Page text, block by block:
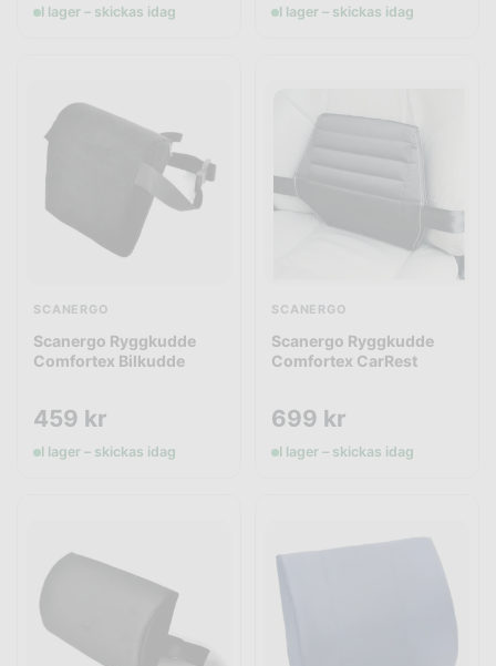
I lager – skickas idag I lager – skickas idag
SCANERGO
Scanergo Ryggkudde
Comfortex Bilkudde
459 kr
I lager – skickas idag
SCANERGO
Scanergo Ryggkudde
Comfortex CarRest
699 kr
I lager – skickas idag